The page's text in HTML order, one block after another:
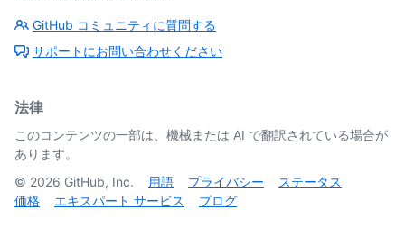
GitHub コミュニティに質問する
サポートにお問い合わせください
法律
このコンテンツの一部は、機械または AI で翻訳されている場合が
あります。
© 2026 GitHub, Inc. 用語 プライバシー
ステータス
価格
エキスパート サービス ブログ